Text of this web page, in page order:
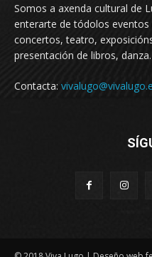
Somos a axenda cultural de
enterarte de tódolos eventos
concertos, teatro,
presentación de libros,
Contacta: